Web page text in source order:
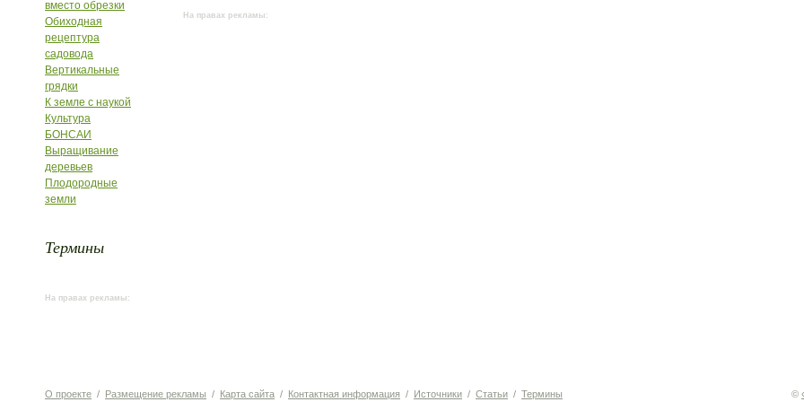
вместо обрезки
Обиходная
рецептура
садовода
Вертикальные
грядки
К земле с наукой
Культура
БОНСАИ
Выращивание
деревьев
Плодородные
земли
Термины
На правах рекламы:
На правах рекламы:
О проекте / Размещение рекламы / Карта сайта / Контактная информация / Источники / Статьи / Термины ©